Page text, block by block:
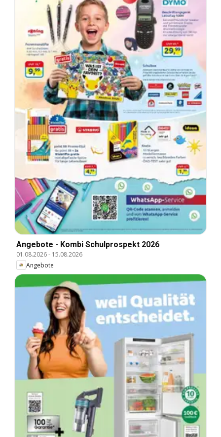
Angebote - Kombi Schulprospekt 2026
01.08.2026- 15.08.2026
Angebote